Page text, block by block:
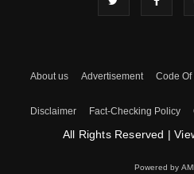
About us Advertisement Code Of
Disclaimer Fact-Checking Policy
All Rights Reserved |
Powered by